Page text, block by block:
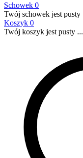
Schowek 0
Twój schowek jest pusty
Koszyk 0
Twój koszyk jest pusty ...